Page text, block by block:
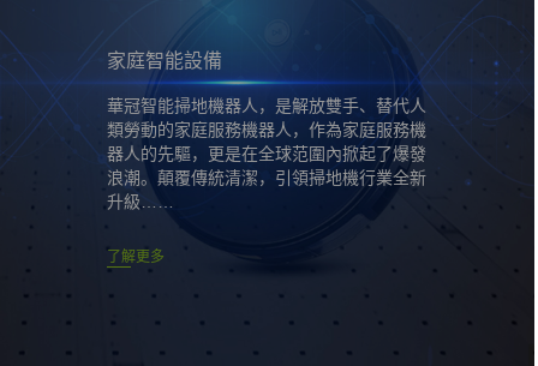
家庭智能設備
華冠智能掃地機器人，是解放雙手、替代人
類勞動的家庭服務機器人，作為家庭服務機
器人的先驅，更是在全球范圍內掀起了爆發
浪潮。顛覆傳統清潔，引領掃地機行業全新
升級……
了解更多